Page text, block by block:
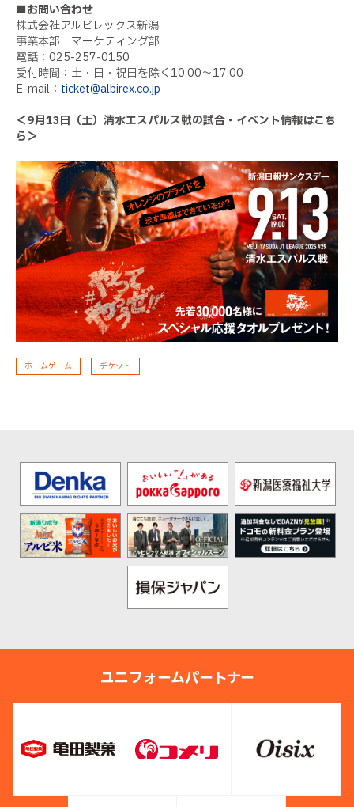
■お問い合わせ
株式会社アルビレックス新潟
事業本部 マーケティング部
電話：025-257-0150
受付時間：土・日・祝日を除く10:00〜17:00
E-mail： ticket@albirex.co.jp
＜9月13日（土）清水エスパルス戦の試合・イベント情報はこち
ら＞
ホームゲーム チケット
ユニフォームパートナー